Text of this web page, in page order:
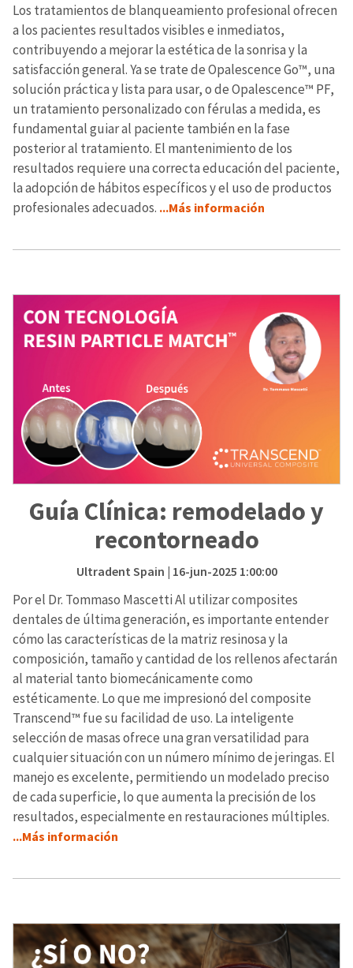
Los tratamientos de blanqueamiento profesional ofrecen
a los pacientes resultados visibles e inmediatos,
contribuyendo a mejorar la estética de la sonrisa y la
satisfacción general. Ya se trate de Opalescence Go™, una
solución práctica y lista para usar, o de Opalescence™ PF,
un tratamiento personalizado con férulas a medida, es
fundamental guiar al paciente también en la fase
posterior al tratamiento. El mantenimiento de los
resultados requiere una correcta educación del paciente,
la adopción de hábitos específicos y el uso de productos
profesionales adecuados. ...Más información
Guía Clínica: remodelado y
recontorneado
Ultradent Spain | 16-jun-2025 1:00:00
Por el Dr. Tommaso Mascetti Al utilizar composites
dentales de última generación, es importante entender
cómo las características de la matriz resinosa y la
composición, tamaño y cantidad de los rellenos afectarán
al material tanto biomecánicamente como
estéticamente. Lo que me impresionó del composite
Transcend™ fue su facilidad de uso. La inteligente
selección de masas ofrece una gran versatilidad para
cualquier situación con un número mínimo de jeringas. El
manejo es excelente, permitiendo un modelado preciso
de cada superficie, lo que aumenta la precisión de los
resultados, especialmente en restauraciones múltiples.
...Más información